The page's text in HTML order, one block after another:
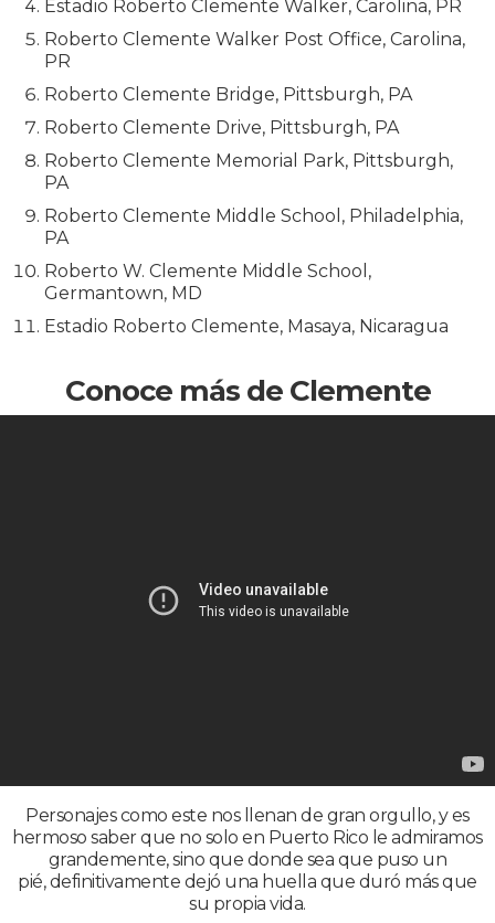
Estadio Roberto Clemente Walker, Carolina, PR
Roberto Clemente Walker Post Office, Carolina,
PR
Roberto Clemente Bridge, Pittsburgh, PA
Roberto Clemente Drive, Pittsburgh, PA
Roberto Clemente Memorial Park, Pittsburgh,
PA
Roberto Clemente Middle School, Philadelphia,
PA
Roberto W. Clemente Middle School,
Germantown, MD
Estadio Roberto Clemente, Masaya, Nicaragua
Conoce más de Clemente
Personajes como este nos llenan de gran orgullo, y es
hermoso saber que no solo en Puerto Rico le admiramos
grandemente, sino que donde sea que puso un
pié, definitivamente dejó una huella que duró más que
su propia vida.